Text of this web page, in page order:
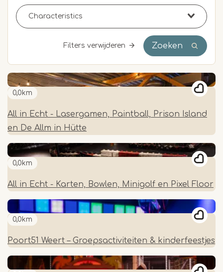
Filters verwijderen Zoeken
0,0km
All in Echt - Lasergamen, Paintball, Prison Island
en De Allm in Hütte
0,0km
All in Echt - Karten, Bowlen, Minigolf en Pixel Floor
0,0km
Poort51 Weert – Groepsactiviteiten & kinderfeestjes